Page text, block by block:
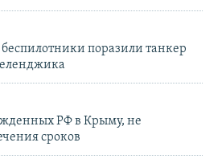
поразили танкер
РФ в Крыму, не
сроков